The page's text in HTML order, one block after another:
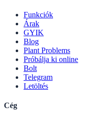
Funkciók
Árak
GYIK
Blog
Plant Problems
Próbálja ki online
Bolt
Telegram
Letöltés
Cég